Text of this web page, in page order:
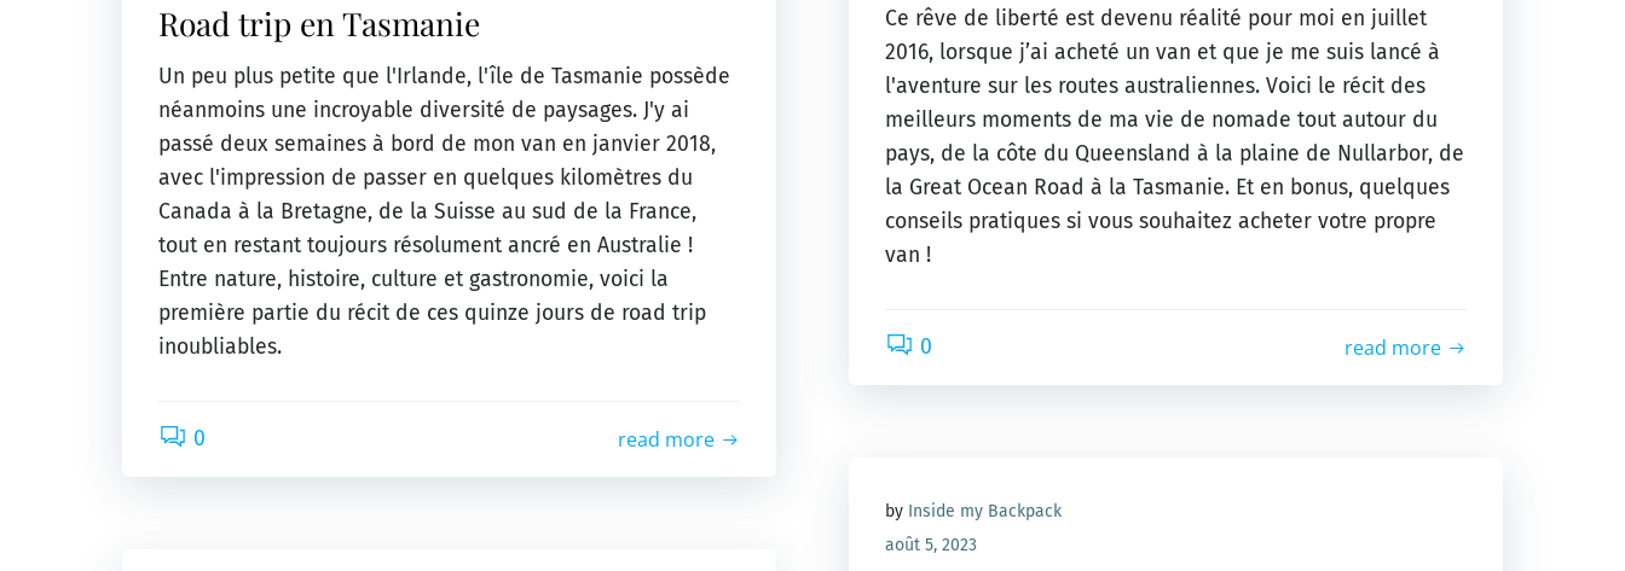
Road trip en Tasmanie
Un peu plus petite que l'Irlande, l'île de Tasmanie possède
néanmoins une incroyable diversité de paysages. J'y ai
passé deux semaines à bord de mon van en janvier 2018,
avec l'impression de passer en quelques kilomètres du
Canada à la Bretagne, de la Suisse au sud de la France,
tout en restant toujours résolument ancré en Australie !
Entre nature, histoire, culture et gastronomie, voici la
première partie du récit de ces quinze jours de road trip
inoubliables.
0 read more
Ce rêve de liberté est devenu réalité pour moi en juillet
2016, lorsque j’ai acheté un van et que je me suis lancé à
l'aventure sur les routes australiennes. Voici le récit des
meilleurs moments de ma vie de nomade tout autour du
pays, de la côte du Queensland à la plaine de Nullarbor, de
la Great Ocean Road à la Tasmanie. Et en bonus, quelques
conseils pratiques si vous souhaitez acheter votre propre
van !
0 read more
by Inside my Backpack
août 5, 2023